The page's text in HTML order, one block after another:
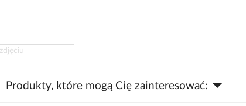
Produkty, które mogą Cię zainteresować: